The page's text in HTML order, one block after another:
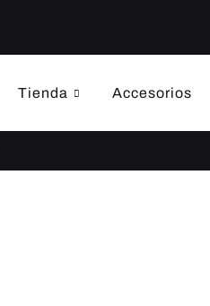
Tienda Accesorios